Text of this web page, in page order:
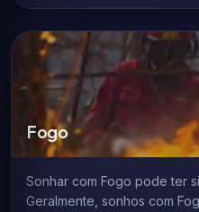
Fogo
Sonhar com Fogo pode ter
Geralmente, sonhos com